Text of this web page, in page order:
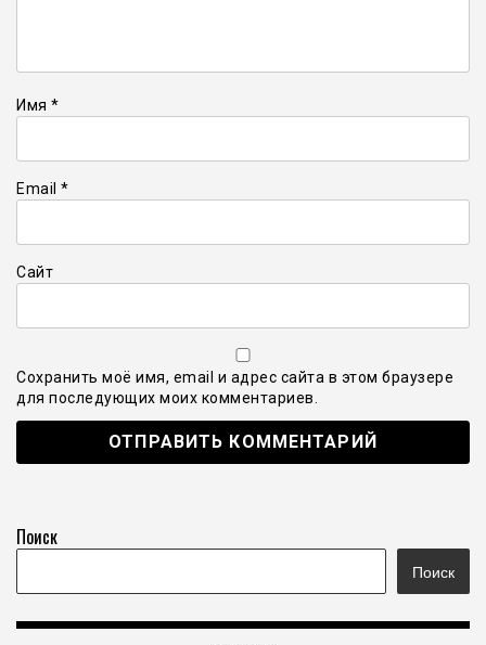
Имя *
Email *
Сайт
Сохранить моё имя, email и адрес сайта в этом браузере
для последующих моих комментариев.
Поиск
Поиск